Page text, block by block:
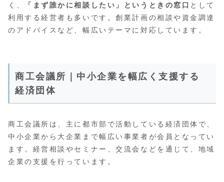
く、
「まず誰かに相談したい」というときの窓口 として
利用する経営者も多いです。創業計画の相談や資金調達
のアドバイスなど、幅広いテーマに対応しています。
商工会議所｜中小企業を幅広く支援する
経済団体
商工会議所は、主に都市部で活動している経済団体で、
中小企業から大企業まで幅広い事業者が会員となってい
ます。経営相談やセミナー、交流会などを通じて、地域
企業の支援を行っています。